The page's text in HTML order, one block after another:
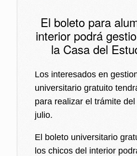
El boleto para
interior podrá
la Casa del
Los interesados en
universitario gratuito
para realizar el trámite
julio.
El boleto universitario
los chicos del interior